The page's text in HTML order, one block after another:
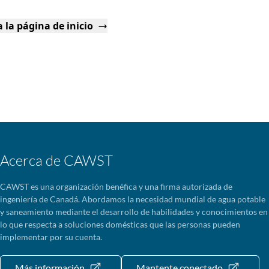
la página de inicio
Acerca de CAWST
CAWST es una organización benéfica y una firma autorizada de
ingeniería de Canadá. Abordamos la necesidad mundial de agua potable
y saneamiento mediante el desarrollo de habilidades y conocimientos en
lo que respecta a soluciones domésticas que las personas pueden
implementar por su cuenta.